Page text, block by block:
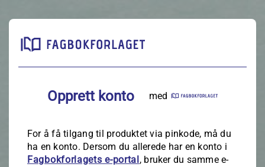
Opprett konto med
For å få tilgang til produktet via pinkode, må du
ha en konto. Dersom du allerede har en konto i
Fagbokforlagets e‑portal, bruker du samme e-